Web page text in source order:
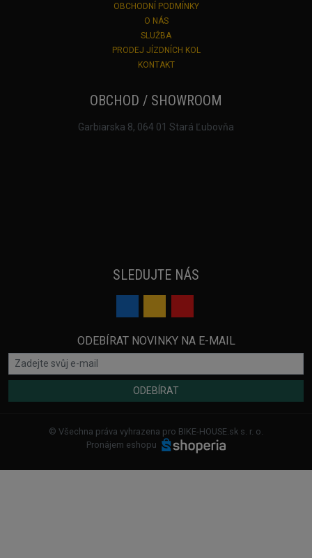
OBCHODNÍ PODMÍNKY
O NÁS
SLUŽBA
PRODEJ JÍZDNÍCH KOL
KONTAKT
OBCHOD / SHOWROOM
Garbiarska 8, 064 01 Stará Ľubovňa
SLEDUJTE NÁS
ODEBÍRAT NOVINKY NA E-MAIL
ODEBÍRAT
© Všechna práva vyhrazena pro BIKE-HOUSE.sk s. r. o.
Pronájem eshopu